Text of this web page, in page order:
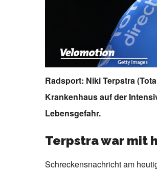
Radsport: Niki Terpstra
Krankenhaus auf der
Lebensgefahr.
Terpstra war mit
Schreckensnachricht am